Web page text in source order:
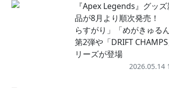
『Apex Legends』グッ
品が8月より順次発売！
らすがり」「めがきゅるん
第2弾や「DRIFT
リーズが登場
2026.05.14